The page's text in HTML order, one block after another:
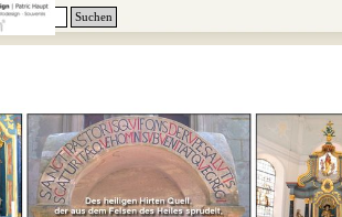
Suchen